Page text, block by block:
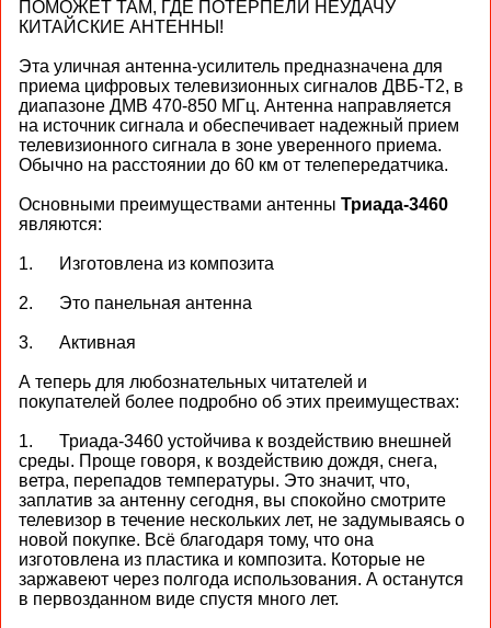
ПОМОЖЕТ ТАМ, ГДЕ ПОТЕРПЕЛИ НЕУДАЧУ
КИТАЙСКИЕ АНТЕННЫ!
Эта уличная антенна-усилитель предназначена для
приема цифровых телевизионных сигналов ДВБ-T2, в
диапазоне ДМВ 470-850 МГц. Антенна направляется
на источник сигнала и обеспечивает надежный прием
телевизионного сигнала в зоне уверенного приема.
Обычно на расстоянии до 60 км от телепередатчика.
Основными преимуществами антенны Триада-3460
являются:
1. Изготовлена из композита
2. Это панельная антенна
3. Активная
А теперь для любознательных читателей и
покупателей более подробно об этих преимуществах:
1. Триада-3460 устойчива к воздействию внешней
среды. Проще говоря, к воздействию дождя, снега,
ветра, перепадов температуры. Это значит, что,
заплатив за антенну сегодня, вы спокойно смотрите
телевизор в течение нескольких лет, не задумываясь о
новой покупке. Всё благодаря тому, что она
изготовлена из пластика и композита. Которые не
заржавеют через полгода использования. А останутся
в первозданном виде спустя много лет.